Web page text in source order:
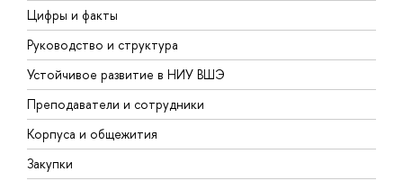
Цифры и факты
Руководство и структура
Устойчивое развитие в НИУ ВШЭ
Преподаватели и сотрудники
Корпуса и общежития
Закупки